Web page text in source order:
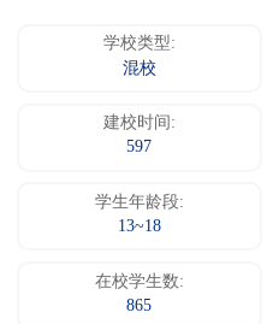
学校类型:
混校
建校时间:
597
学生年龄段:
13~18
在校学生数:
865